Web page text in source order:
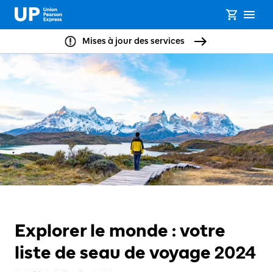
Mises à jour des services
Explorer le monde : votre
liste de seau de voyage 2024